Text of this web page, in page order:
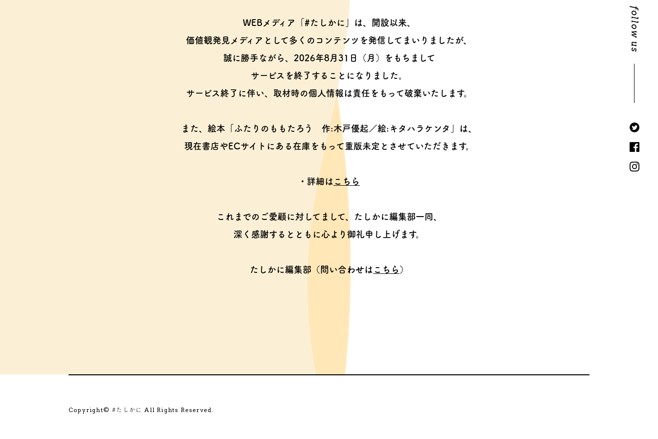
follow us
WEBメディア「#たしかに」は、開設以来、
価値観発見メディアとして多くのコンテンツを発信してまいりましたが、
誠に勝手ながら、2026年8月31日（月）をもちまして
サービスを終了することになりました。
サービス終了に伴い、取材時の個人情報は責任をもって破棄いたします。
また、絵本「ふたりのももたろう 作:木戸優起／絵:キタハラケンタ」は、
現在書店やECサイトにある在庫をもって重版未定とさせていただきます。
・詳細は こちら
これまでのご愛顧に対してまして、
たしかに編集部一同、
深く感謝するとともに心より御礼申し上げます。
たしかに編集部（問い合わせは こちら ）
Copyright© #たしかに All Rights Reserved.